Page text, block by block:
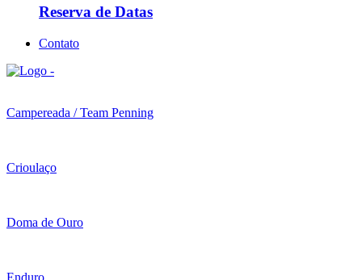
Reserva de Datas
Contato
Campereada / Team Penning
Crioulaço
Doma de Ouro
Enduro